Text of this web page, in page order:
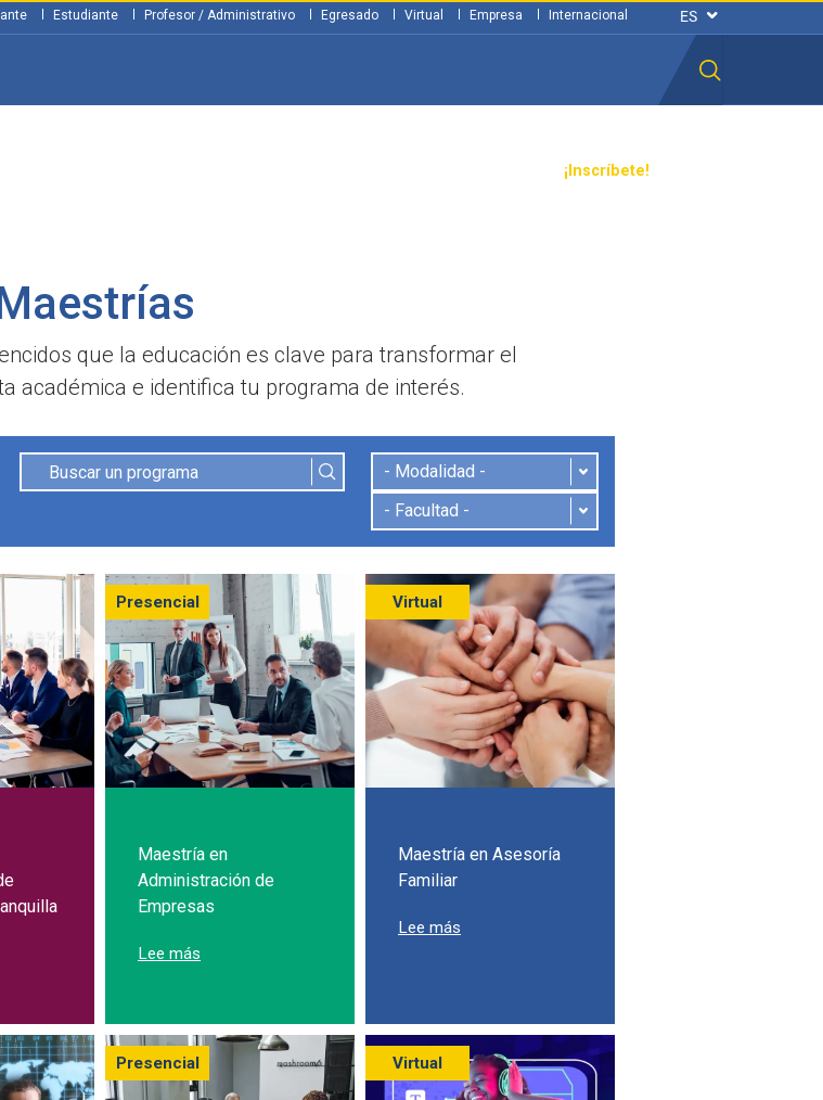
¡Inscríbete!
Estudiante Profesor / Administrativo Egresado Virtual Empresa Internacional
que la educación es clave para transformar el
académica e identifica tu programa de interés.
en Administración de Empresas - Barranquilla
Presencial
Maestría en
Administración de
Empresas
Lee más
Virtual
Maestría en Asesoría
Familiar
Lee más
Presencial Virtual